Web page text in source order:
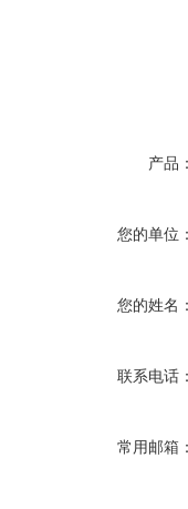
产品
您的单位
您的姓名
联系电话
常用邮箱